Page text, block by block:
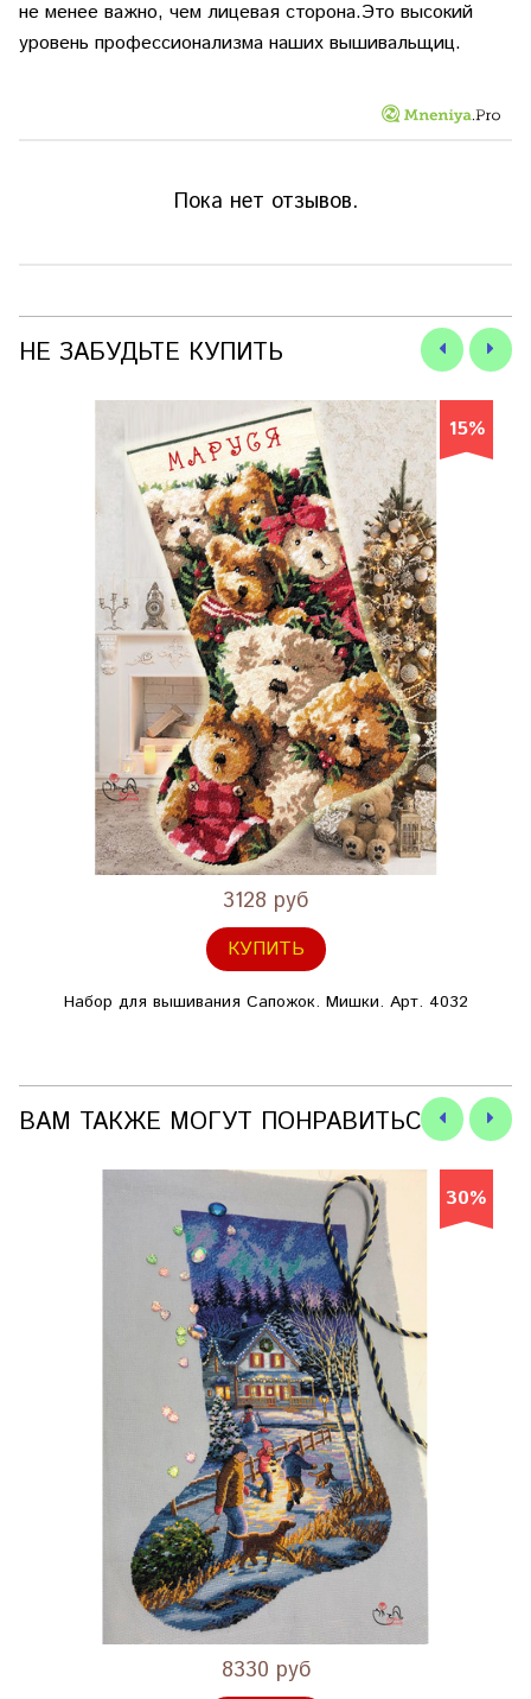
не менее важно, чем лицевая сторона.Это высокий
уровень профессионализма наших вышивальщиц.
Пока нет отзывов.
НЕ ЗАБУДЬТЕ КУПИТЬ
15%
3128 руб
КУПИТЬ
Набор для вышивания Сапожок. Мишки. Арт. 4032
ВАМ ТАКЖЕ МОГУТ ПОНРАВИТЬСЯ
30%
8330 руб